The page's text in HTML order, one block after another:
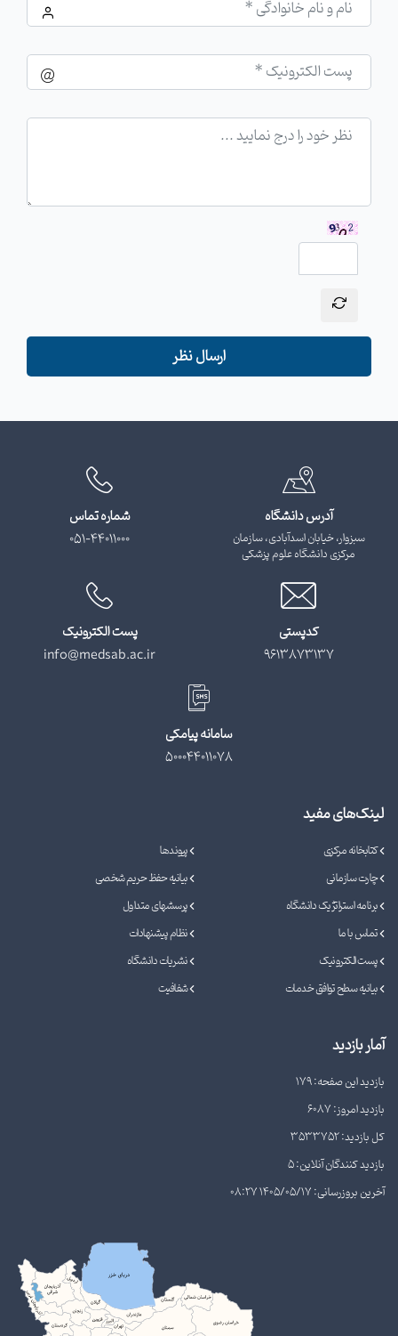
ارسال نظر
آدرس دانشگاه
سبزوار، خیابان اسدآبادی، سازمان
مرکزی دانشگاه علوم پزشکی
شماره تماس
051-44011000
کدپستی
9613873137
پست الکترونیک
info@medsab.ac.ir
سامانه پیامکی
500044011078
لینک‌های مفید
کتابخانه مرکزی
پیوندها
چارت سازمانی
بیانیه حفظ حریم شخصی
برنامه استراتژیک دانشگاه
پرسشهای متداول
تماس با ما
نظام پیشنهادات
پست الکترونیک
نشریات دانشگاه
بیانیه سطح توافق خدمات
شفافیت
آمار بازدید
بازدید این صفحه: 179
بازدید امروز: 6087
کل بازدید: 3533752
بازدید کنندگان آنلاین: 5
آخرین بروزرسانی: 1405/05/17 08:27